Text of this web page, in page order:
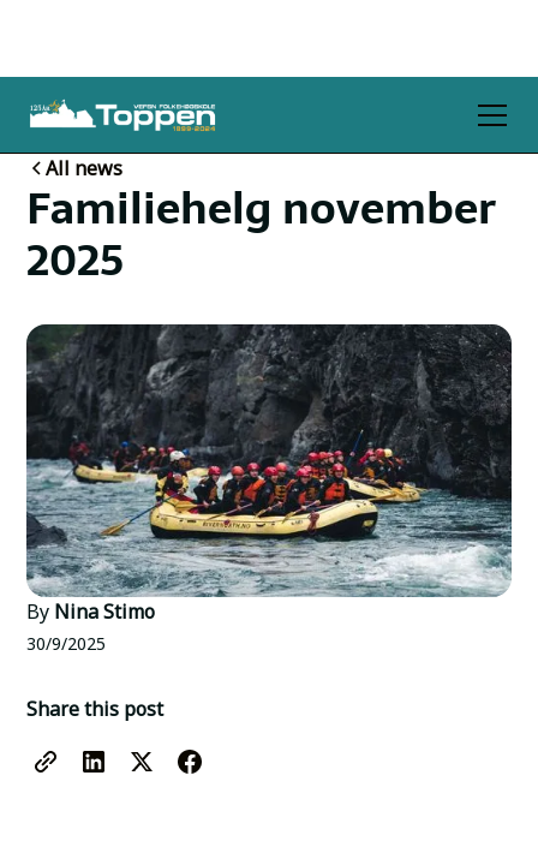
All news
Familiehelg november
2025
By Nina Stimo
30/9/2025
Share this post